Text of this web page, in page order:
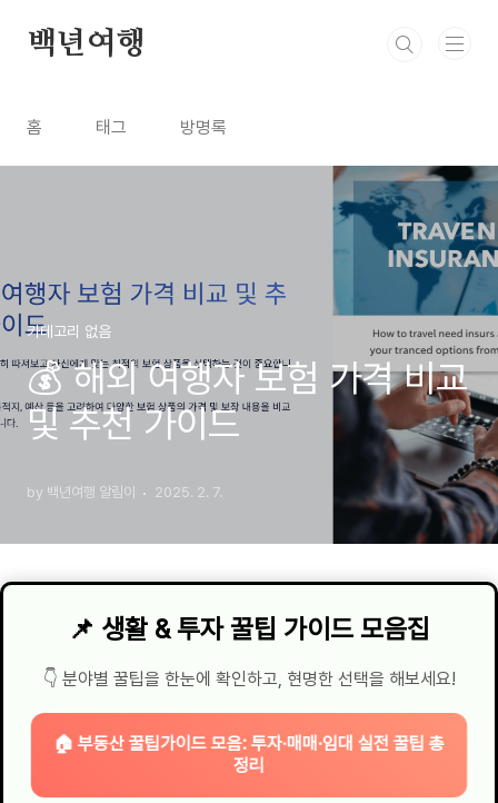
백년여행
홈 태그 방명록
카테고리 없음
💰 해외 여행자 보험 가격 비교
및 추천 가이드
by 백년여행 알림이 2025. 2. 7.
📌 생활 & 투자 꿀팁 가이드 모음집
👇 분야별 꿀팁을 한눈에 확인하고, 현명한 선택을 해보세요!
🏠 부동산 꿀팁가이드 모음: 투자·매매·임대 실전 꿀팁 총
정리